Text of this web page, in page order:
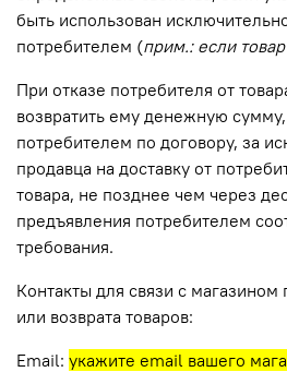
быть использован
потребителем (прим.: если
При отказе потребителя от
возвратить ему денежную
потребителем по договору, за
продавца на доставку от
товара, не позднее чем через
предъявления потребителем
требования.
Контакты для связи с
или возврата товаров:
Email: укажите email вашего